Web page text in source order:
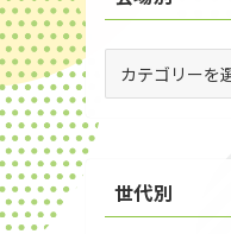
世代別